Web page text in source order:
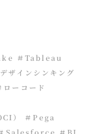
＃Tableau
ザインシンキング
ローコード
）
＃Pega
Salesforce ＃BI